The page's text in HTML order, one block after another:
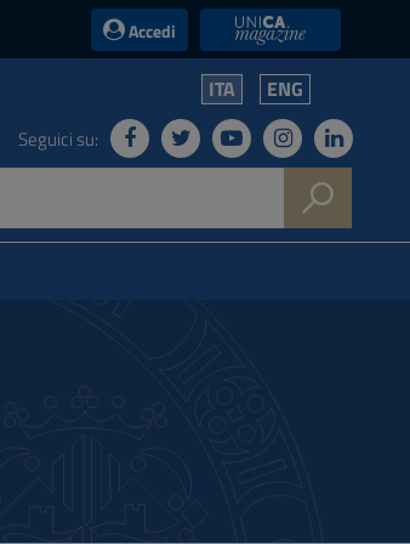
Accedi UniCA News
ITA ENG
Seguici su: